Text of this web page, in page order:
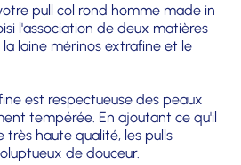
pull col rond homme made in
l'association de deux matières
laine mérinos extrafine et le
est respectueuse des peaux
tempérée. En ajoutant ce qu'il
haute qualité, les pulls
de douceur.